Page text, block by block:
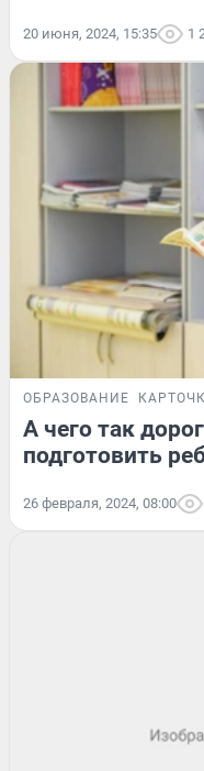
20 июня, 2024, 15:35 1
ОБРАЗОВАНИЕ
А чего так
подготовить
26 февраля, 2024, 08:00